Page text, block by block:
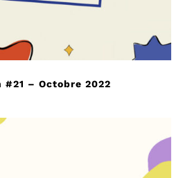
#21 – Octobre 2022